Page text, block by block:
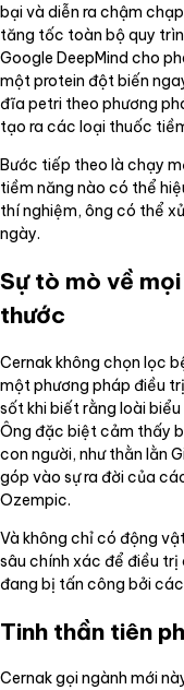
bại và diễn ra chậm
tăng tốc toàn bộ quy
Google DeepMind cho
một protein đột biến
đĩa petri theo phương
tạo ra các loại thuốc
Bước tiếp theo là chạy
tiềm năng nào có thể
thí nghiệm, ông có thể
ngày.
Sự tò mò về
thước
Cernak không chọn lọc
một phương pháp điều
sốt khi biết rằng loài
Ông đặc biệt cảm thấy
con người, như thằn lằn
góp vào sự ra đời của
Ozempic.
Và không chỉ có động
sâu chính xác để điều
đang bị tấn công bởi
Tinh thần tiên
Cernak gọi ngành mới